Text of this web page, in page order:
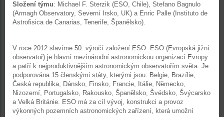
Složení týmu: Michael F. Sterzik (ESO, Chile), Stefano Bagnulo
(Armagh Observatory, Severní Irsko, UK) a Enric Palle (Instituto de
Astrofisica de Canarias, Tenerife, Španělsko).
V roce 2012 slavíme 50. výročí založení ESO. ESO (Evropská jižní
observatoř) je hlavní mezinárodní astronomickou organizací Evropy
a patří k nejproduktivnějším astronomickým observatořím světa. Je
podporována 15 členskými státy, kterými jsou: Belgie, Brazílie,
Česká republika, Dánsko, Finsko, Francie, Itálie, Německo,
Nizozemí, Portugalsko, Rakousko, Španělsko, Švédsko, Švýcarsko
a Velká Británie. ESO má za cíl vývoj, konstrukci a provoz
výkonných pozemních astronomických zařízení, která umožní